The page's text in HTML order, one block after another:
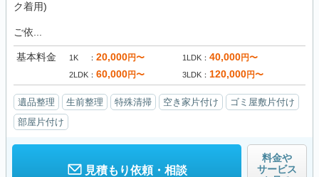
ク着用)
ご依...
基本料金 1K 20,000円〜 1LDK 40,000円〜
2LDK 60,000円〜 3LDK 120,000円〜
遺品整理 生前整理 特殊清掃 空き家片付け
ゴミ屋敷片付け
部屋片付け
見積もり依頼・相談
料金や
サービス